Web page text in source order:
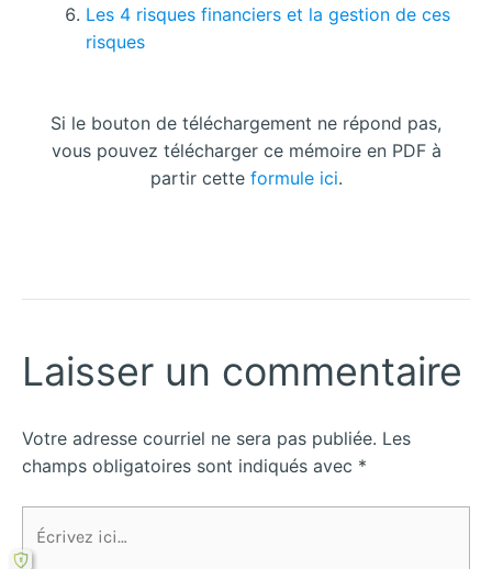
Les 4 risques financiers et la gestion de ces
risques
Si le bouton de téléchargement ne répond pas,
vous pouvez télécharger ce mémoire en PDF à
partir cette formule ici.
Laisser un commentaire
Votre adresse courriel ne sera pas publiée. Les
champs obligatoires sont indiqués avec *
ici…